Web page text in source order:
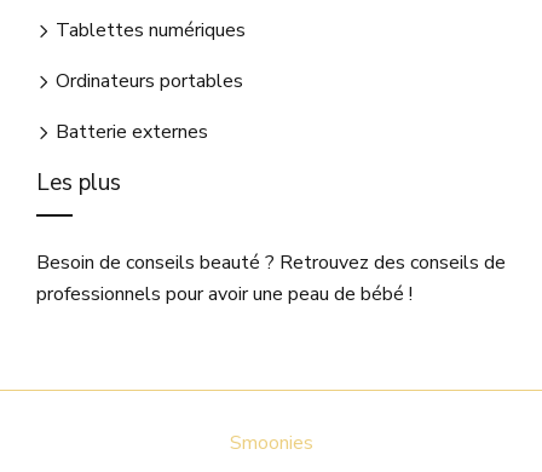
Tablettes numériques
Ordinateurs portables
Batterie externes
Les plus
Besoin de conseils beauté ? Retrouvez des conseils de
professionnels pour avoir une peau de bébé !
Smoonies